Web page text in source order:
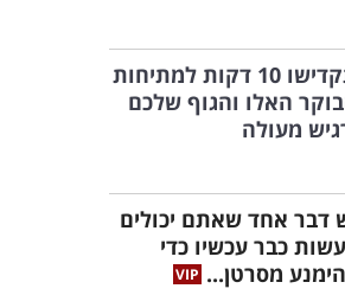
תקדישו 10 דקות למתיחות
האלו והגוף שלכם
מעולה
דבר אחד שאתם יכולים
כבר עכשיו כדי
מסרטן...